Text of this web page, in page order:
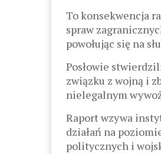
To konsekwencja
spraw
powołując się na
Posłowie
związku z wojną i
nielegalnym
Raport wzywa
działań na
politycznych i